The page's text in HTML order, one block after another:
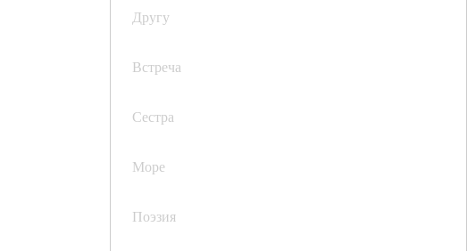
Другу
Встреча
Сестра
Море
Поэзия